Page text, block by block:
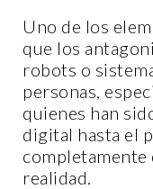
Uno de los
que los
robots o
personas,
quienes han
digital hasta el
completamente
realidad.